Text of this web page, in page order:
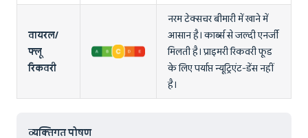
वायरल/
फ्लू
रिकवरी
नरम टेक्सचर बीमारी में खाने में
आसान है। कार्ब्स से जल्दी एनर्जी
मिलती है। प्राइमरी रिकवरी फूड
के लिए पर्याप्त न्यूट्रिएंट-डेंस नहीं
है।
व्यक्तिगत पोषण